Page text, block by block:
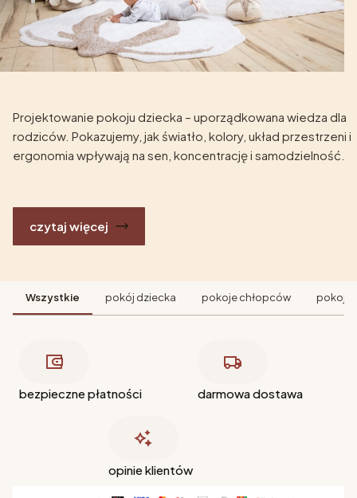
Projektowanie pokoju dziecka – uporządkowana wiedza dla
rodziców. Pokazujemy, jak światło, kolory, układ przestrzeni i
ergonomia wpływają na sen, koncentrację i samodzielność.
czytaj więcej
Wszystkie pokój dziecka pokoje chłopców pokoje
bezpieczne płatności darmowa dostawa
opinie klientów